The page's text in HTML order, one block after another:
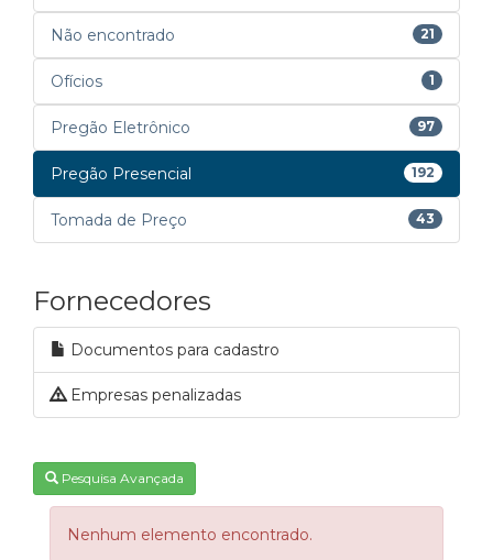
Não encontrado 21
Ofícios 1
Pregão Eletrônico 97
Pregão Presencial 192
Tomada de Preço 43
Fornecedores
Documentos para cadastro
Empresas penalizadas
Pesquisa Avançada
Nenhum elemento encontrado.